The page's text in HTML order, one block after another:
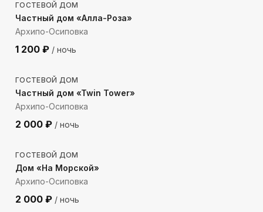
ГОСТЕВОЙ ДОМ
Частный дом «Алла-Роза»
Архипо-Осиповка
1 200 ₽ / ночь
1305 м до моря
ГОСТЕВОЙ ДОМ
Частный дом «Twin Tower»
Архипо-Осиповка
2 000 ₽ / ночь
658м до моря
ГОСТЕВОЙ ДОМ
Дом «На Морской»
Архипо-Осиповка
2 000 ₽ / ночь
1260 м до моря